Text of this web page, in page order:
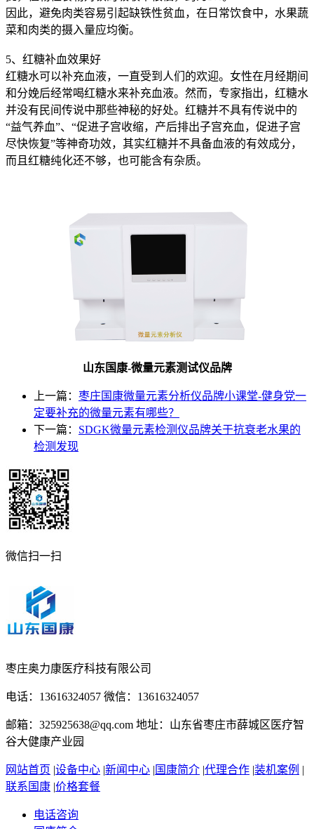
因此，避免肉类容易引起缺铁性贫血，在日常饮食中，水果蔬
菜和肉类的摄入量应均衡。
5、红糖补血效果好
红糖水可以补充血液，一直受到人们的欢迎。女性在月经期间
和分娩后经常喝红糖水来补充血液。然而，专家指出，红糖水
并没有民间传说中那些神秘的好处。红糖并不具有传说中的
“益气养血”、“促进子宫收缩，产后排出子宫充血，促进子宫
尽快恢复”等神奇功效，其实红糖并不具备血液的有效成分，
而且红糖纯化还不够，也可能含有杂质。
山东国康-微量元素测试仪品牌
上一篇： 枣庄国康微量元素分析仪品牌小课堂-健身党一
定要补充的微量元素有哪些？
下一篇： SDGK微量元素检测仪品牌关于抗衰老水果的
检测发现
微信扫一扫
枣庄奥力康医疗科技有限公司
电话：13616324057 微信：13616324057
邮箱：325925638@qq.com 地址：山东省枣庄市薛城区医疗智
谷大健康产业园
网站首页 |设备中心 |新闻中心 | 国康简介 |代理合作 |装机案例 |
联系国康 |价格套餐
电话咨询